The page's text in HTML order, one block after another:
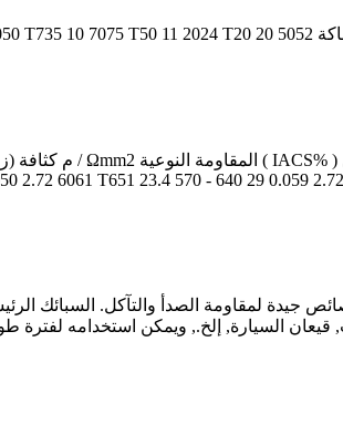
2.72 6061 T651 23.4 570 - 640 29 0.059
ويمكن استخدامه لفترة طويلة. سعر 3 لفائف